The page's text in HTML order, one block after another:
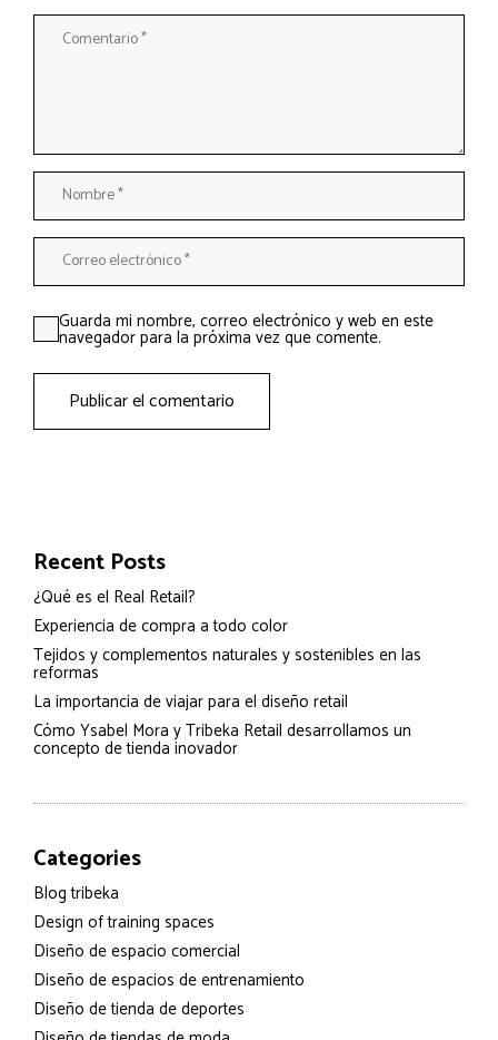
Guarda mi nombre, correo electrónico y web en este
navegador para la próxima vez que comente.
Publicar el comentario
Recent Posts
¿Qué es el Real Retail?
Experiencia de compra a todo color
Tejidos y complementos naturales y sostenibles en las
reformas
La importancia de viajar para el diseño retail
Cómo Ysabel Mora y Tribeka Retail desarrollamos un
concepto de tienda inovador
Categories
Blog tribeka
Design of training spaces
Diseño de espacio comercial
Diseño de espacios de entrenamiento
Diseño de tienda de deportes